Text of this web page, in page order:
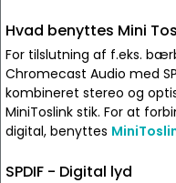
Hvad benyttes Mini
For tilslutning af f.eks.
Chromecast Audio med
kombineret stereo og
MiniToslink stik. For at
digital, benyttes
SPDIF - Digital lyd